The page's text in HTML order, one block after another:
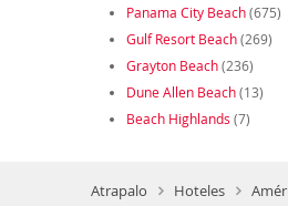
Panama City Beach(675)
Gulf Resort Beach(269)
Grayton Beach(236)
Dune Allen Beach(13)
Beach Highlands (7)
Atrapalo Hoteles